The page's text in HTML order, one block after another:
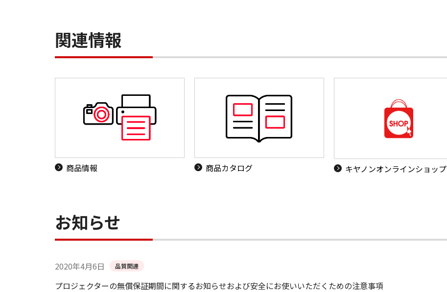
関連情報
商品情報 商品カタログ キヤノンオンラインショップ
お知らせ
2020年4月6日 品質関連
プロジェクターの無償保証期間に関するお知らせおよび安全にお使いいただくための注意事項